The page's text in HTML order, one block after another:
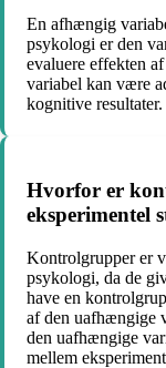
En afhængig
psykologi er den
evaluere effekten
variabel kan være
kognitive resultater.
Hvorfor er
eksperimentel
Kontrolgrupper er
psykologi, da de
have en
af den uafhængige
den uafhængige
mellem